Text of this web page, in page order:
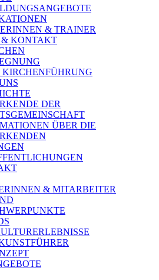
& TRAINER
KONTAKT
DER
ÜBER DIE
& MITARBEITER